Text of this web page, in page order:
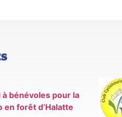
à bénévoles pour la
en forêt d’Halatte